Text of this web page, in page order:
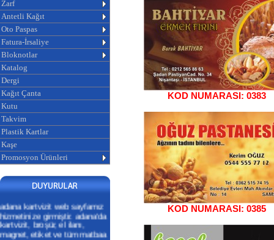
Zarf
Antetli Kağıt
Oto Paspas
Fatura-İrsaliye
Bloknotlar
Katalog
Dergi
Kağıt Çanta
Kutu
Takvim
Plastik Kartlar
Kaşe
Promosyon Ürünleri
adana kartvizit web sayfamız
hizmetinize girmiştir. adana'da
kartvizit, broşür, el ilanı,
magnet, etiket ve tüm matbaa
KOD NUMARASI: 0383
KOD NUMARASI: 0385